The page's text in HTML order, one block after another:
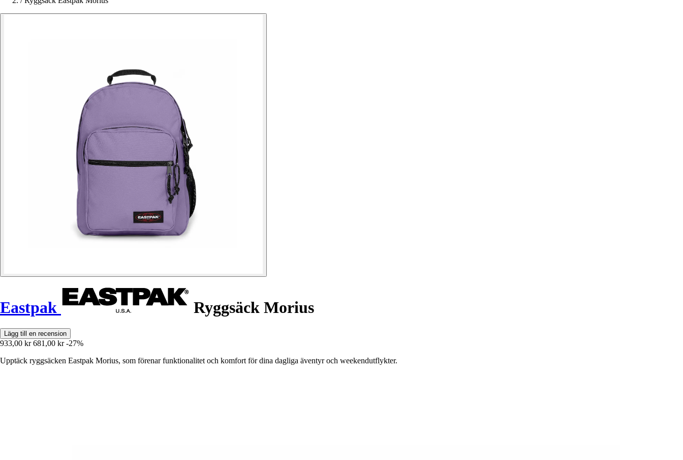
Eastpak Ryggsäck Morius
Lägg till en recension
933,00 kr 681,00 kr -27%
Upptäck ryggsäcken Eastpak Morius, som förenar funktionalitet och komfort för dina dagliga äventyr och weekendutflykter.